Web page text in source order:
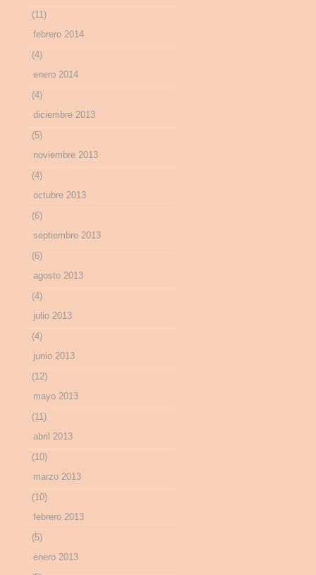
(11)
febrero 2014
(4)
enero 2014
(4)
diciembre 2013
(5)
noviembre 2013
(4)
octubre 2013
(6)
septiembre 2013
(6)
agosto 2013
(4)
julio 2013
(4)
junio 2013
(12)
mayo 2013
(11)
abril 2013
(10)
marzo 2013
(10)
febrero 2013
(5)
enero 2013